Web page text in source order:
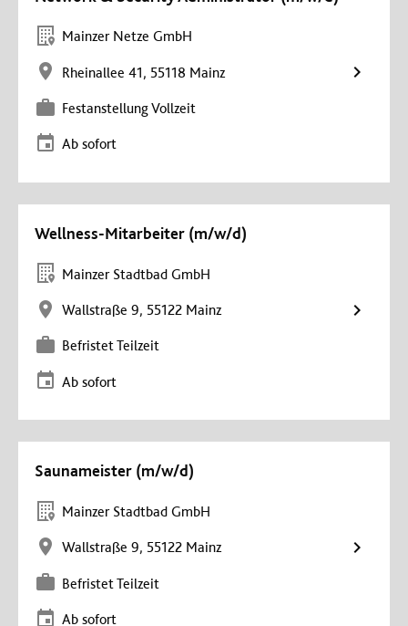
Mainzer Netze GmbH
Rheinallee 41, 55118 Mainz
Festanstellung Vollzeit
Ab sofort
Wellness-Mitarbeiter (m/w/d)
Mainzer Stadtbad GmbH
Wallstraße 9, 55122 Mainz
Befristet Teilzeit
Ab sofort
Saunameister (m/w/d)
Mainzer Stadtbad GmbH
Wallstraße 9, 55122 Mainz
Befristet Teilzeit
Ab sofort